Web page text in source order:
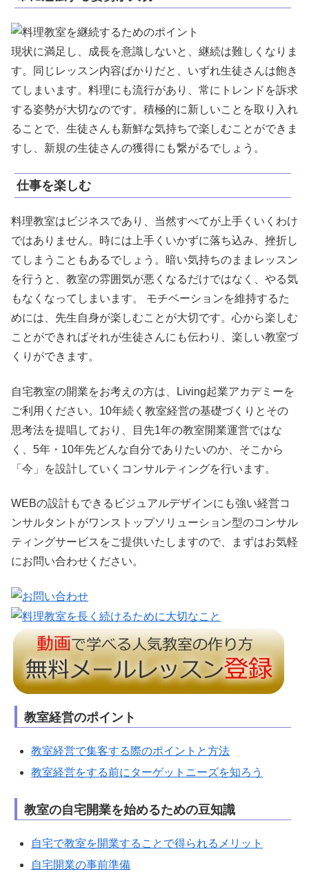
現状に満足し、成長を意識しないと、継続は難しくなりま
す。
同じレッスン内容ばかりだと、いずれ生徒さんは飽き
てしまいます。料理にも流行があり、常にトレンドを訴求
する姿勢が大切なのです。積極的に新しいことを取り入れ
ることで、生徒さんも新鮮な気持ちで楽しむことができま
すし、新規の生徒さんの獲得にも繋がるでしょう。
仕事を楽しむ
料理教室はビジネスであり、当然すべてが上手くいくわけ
ではありません。時には上手くいかずに落ち込み、挫折し
てしまうこともあるでしょう。暗い気持ちのままレッスン
を行うと、教室の雰囲気が悪くなるだけではなく、やる気
もなくなってしまいます。 モチベーションを維持するた
めには、 先生自身が楽しむことが大切です。心から楽しむ
ことができればそれが生徒さんにも伝わり、楽しい教室づ
くりができます。
自宅教室の開業をお考えの方は、Living起業アカデミーを
ご利用ください。10年続く教室経営の基礎づくりとその
思考法を提唱しており、目先1年の教室開業運営ではな
く、5年・10年先どんな自分でありたいのか、そこから
「今」を設計していくコンサルティングを行います。
WEBの設計もできるビジュアルデザインにも強い経営コ
ンサルタントがワンストップソリューション型のコンサル
ティングサービスをご提供いたしますので、まずはお気軽
にお問い合わせください。
教室経営のポイント
教室経営で集客する際のポイントと方法
教室経営をする前にターゲットニーズを知ろう
教室の自宅開業を始めるための豆知識
自宅で教室を開業することで得られるメリット
自宅開業の事前準備